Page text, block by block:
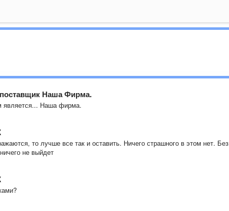
поставщик Наша Фирма.
является... Наша фирма.
то лучше все так и оставить. Ничего страшного в этом нет. Без
не выйдет